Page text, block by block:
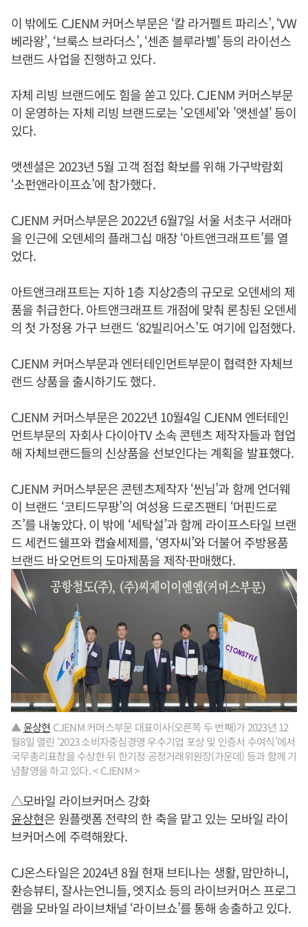
이 밖에도 CJENM 커머스부문은 ‘칼 라거펠트 파리스’, ‘VW
베라왕’, ‘브룩스 브라더스’, ‘센존 블루라벨’ 등의 라이선스
브랜드 사업을 진행하고 있다.
자체 리빙 브랜드에도 힘을 쏟고 있다. CJENM 커머스부문
이 운영하는 자체 리빙 브랜드로는 '오덴세'와 '앳센셜' 등이
있다.
앳센셜은 2023년 5월 고객 점접 확보를 위해 가구박람회
‘소펀앤라이프쇼’에 참가했다.
CJENM 커머스부문은 2022년 6월7일 서울 서초구 서래마
을 인근에 오덴세의 플래그십 매장 ‘아트앤크래프트’를 열
었다.
아트앤크래프트는 지하 1층 지상2층의 규모로 오덴세의 제
품을 취급한다. 아트앤크래프트 개점에 맞춰 론칭된 오덴세
의 첫 가정용 가구 브랜드 ‘82빌리어스’도 여기에 입점했다.
CJENM 커머스부문과 엔터테인먼트부문이 협력한 자체브
랜드 상품을 출시하기도 했다.
CJENM 커머스부문은 2022년 10월4일 CJENM 엔터테인
먼트부문의 자회사 다이아TV 소속 콘텐츠 제작자들과 협업
해 자체브랜드들의 신상품을 선보인다는 계획을 발표했다.
CJENM 커머스부문은 콘텐츠제작자 ‘씬님’과 함께 언더웨
이 브랜드 ‘코티드무팡’의 여성용 드로즈팬티 ‘머핀드로
즈’를 내놓았다. 이 밖에 ‘세탁설’과 함께 라이프스타일 브랜
드 세컨드쉘프와 캡슐세제를, ‘영자씨’와 더불어 주방용품
브랜드 바오먼트의 도마제품을 제작·판매했다.
▲윤상현 CJENM 커머스부문 대표이사(오른쪽 두 번째)가 2023년 12
월8일 열린 ‘2023 소비자중심경영 우수기업 포상 및 인증서 수여식’에서
국무총리표창을 수상한 뒤 한기정 공정거래위원장(가운데) 등과 함께 기
념촬영을 하고 있다. < CJENM >
△모바일 라이브커머스 강화
윤상현은 원플랫폼 전략의 한 축을 맡고 있는 모바일 라이
브커머스에 주력해왔다.
CJ온스타일은 2024년 8월 현재 브티나는 생활, 맘만하니,
환승뷰티, 잘사는언니들, 엣지쇼 등의 라이브커머스 프로그
램을 모바일 라이브채널 ‘라이브쇼’를 통해 송출하고 있다.